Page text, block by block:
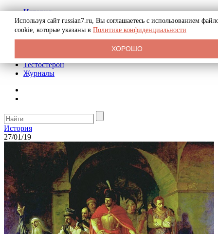
История
Биография
Криминал
Реклама на сайте
Тестостерон
Журналы
История
27/01/19
Используя сайт russian7.ru, Вы соглашаетесь с использованием
cookie, которые указаны в Политике конфиденциальности
ХОРОШО